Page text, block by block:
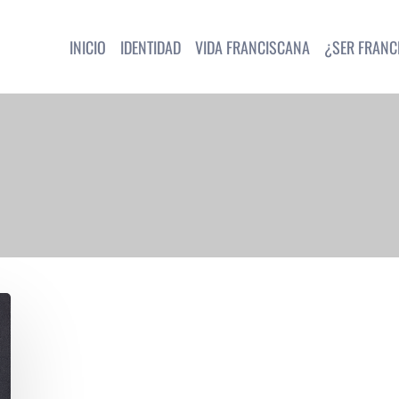
INICIO IDENTIDAD VIDA FRANCISCANA ¿SER